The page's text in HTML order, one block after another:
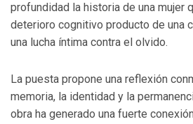
profundidad la historia de una mujer
deterioro cognitivo producto de una
una lucha íntima contra el olvido.
La puesta propone una reflexión
memoria, la identidad y la
obra ha generado una fuerte